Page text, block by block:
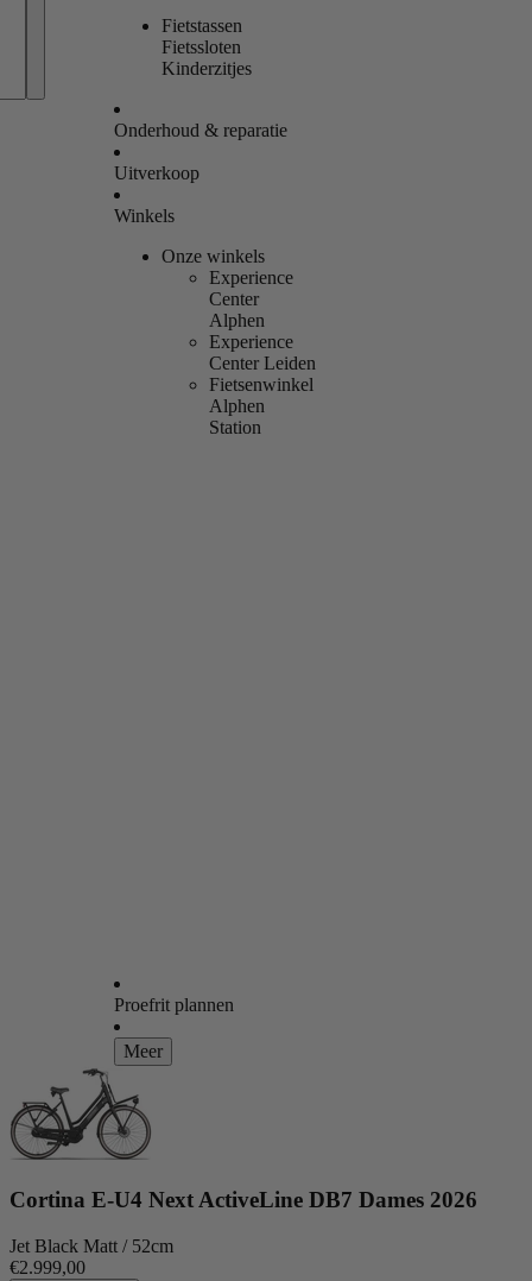
Fietstassen
Fietssloten
Kinderzitjes
Onderhoud & reparatie
Uitverkoop
Winkels
Onze winkels
Experience
Center
Alphen
Experience
Center Leiden
Fietsenwinkel
Alphen
Station
Proefrit plannen
Meer
Bestellingen
Profiel
Cortina E-U4 Next ActiveLine DB7 Dames 2026
Jet Black Matt / 52cm
€2.999,00